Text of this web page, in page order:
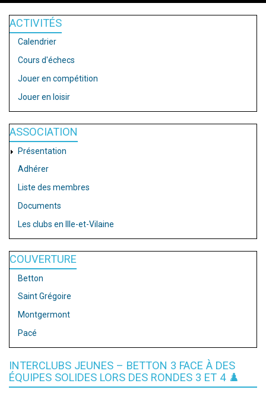
ACTIVITÉS
Calendrier
Cours d'échecs
Jouer en compétition
Jouer en loisir
ASSOCIATION
Présentation
Adhérer
Liste des membres
Documents
Les clubs en Ille-et-Vilaine
COUVERTURE
Betton
Saint Grégoire
Montgermont
Pacé
INTERCLUBS JEUNES – BETTON 3 FACE À DES
ÉQUIPES SOLIDES LORS DES RONDES 3 ET 4 ♟️